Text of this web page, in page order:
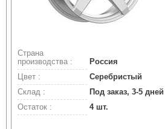
Страна
производства :
Россия
Цвет :
Серебристый
Склад :
Под заказ, 3-5 дней
Остаток :
4 шт.